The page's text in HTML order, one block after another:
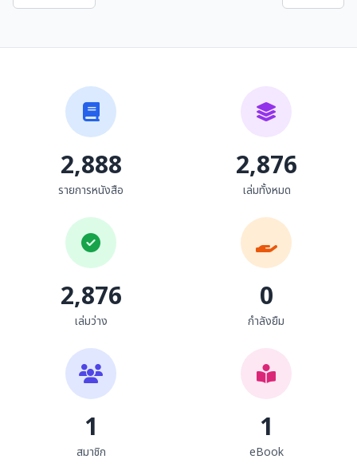
ปฐม พัวพันธ์สกุล , วิวัฒน์ เตม...
2,888
รายการหนังสือ
2,876
เล่มทั้งหมด
2,876
เล่มว่าง
0
กำลังยืม
1
สมาชิก
1
eBook